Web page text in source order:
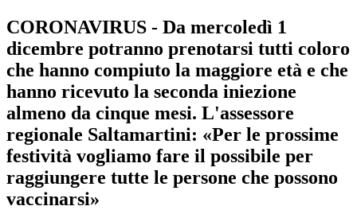
CORONAVIRUS - Da mercoledì 1
dicembre potranno prenotarsi tutti coloro
che hanno compiuto la maggiore età e che
hanno ricevuto la seconda iniezione
almeno da cinque mesi. L'assessore
regionale Saltamartini: «Per le prossime
festività vogliamo fare il possibile per
raggiungere tutte le persone che possono
vaccinarsi»